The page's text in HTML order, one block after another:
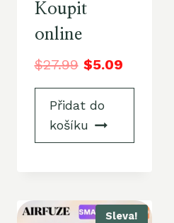
Koupit
online
$27.99 $5.09
Přidat do
košíku
Sleva!